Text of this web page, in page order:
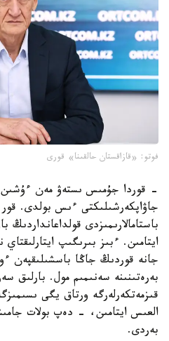
فوتو: «قازاقستان حالقىنا» قورى
- قوردا جۇمىس ىستەۋ مەن ءۇشىن
جاۋاپكەرشىلىكتى ءىس بولدى. قور
باستامالارىمىزدى
ايتامىن. ءبىز بىرىگىپ
جانە قوردىڭ جاڭا باسشىلىقپەن
بەرەتىنىنە سەنىمىم مول. بارلىق
قىزمەتكەرلەرگە ورتاق يگى
العىس ايتامىن، - دەپ بولات
بەردى.